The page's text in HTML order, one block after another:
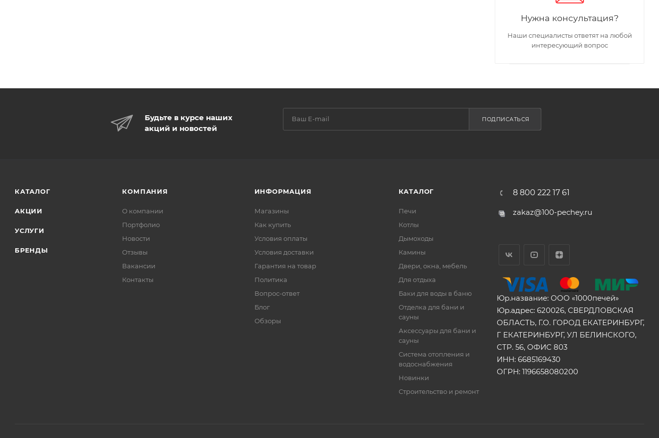
Нужна консультация?
Наши специалисты ответят на любой
интересующий вопрос
Будьте в курсе наших
акций и новостей
ПОДПИСАТЬСЯ
КАТАЛОГ
АКЦИИ
УСЛУГИ
БРЕНДЫ
КОМПАНИЯ
О компании
Портфолио
Новости
Отзывы
Вакансии
Контакты
ИНФОРМАЦИЯ
Магазины
Как купить
Условия оплаты
Условия доставки
Гарантия на товар
Политика
Вопрос-ответ
Блог
Обзоры
КАТАЛОГ
Печи
Котлы
Дымоходы
Камины
Двери, окна, мебель
Для отдыха
Баки для воды в баню
Отделка для бани и
сауны
Аксессуары для бани и
сауны
Система отопления и
водоснабжения
Новинки
Строительство и ремонт
8 800 222 17 61
zakaz@100-pechey.ru
Юр.название: ООО «1000печей»
Юр.адрес: 620026, СВЕРДЛОВСКАЯ
ОБЛАСТЬ, Г.О. ГОРОД ЕКАТЕРИНБУРГ,
Г ЕКАТЕРИНБУРГ, УЛ БЕЛИНСКОГО,
СТР. 56, ОФИС 803
ИНН: 6685169430
ОГРН: 1196658080200